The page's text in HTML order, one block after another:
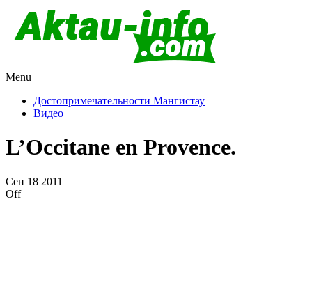
Казахстан
Menu
Достопримечательности Мангистау
Видео
L’Occitane en Provence.
Сен 18 2011
Off